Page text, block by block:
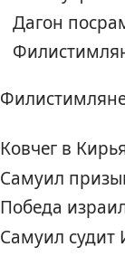
Дагон
Ковчег в
Самуил
Победа
Самуил судит